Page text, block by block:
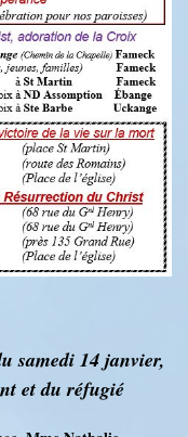
samedi 14 janvier,
et du réfugié